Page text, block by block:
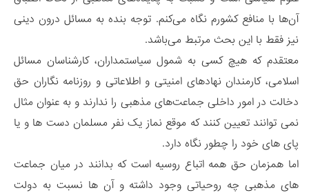
آن‌ها با منافع کشورم نگاه می‌کنم. توجه بنده به مسائل درون دینی
نیز فقط با این بحث مرتبط می‌باشد.
معتقدم که هیچ کسی به شمول سیاستمداران، کارشناسان مسائل
اسلامی، کارمندان نهادهای امنیتی و اطلاعاتی و روزنامه نگاران حق
دخالت در امور داخلی جماعت‌های مذهبی را ندارند و به عنوان مثال
نمی توانند تعیین کنند که موقع نماز یک نفر مسلمان دست ها و یا
پای های خود را چطور نگاه دارد.
اما همزمان حق همه اتباع روسیه است که بدانند در میان جماعت
های مذهبی چه روحیاتی وجود داشته و آن ها نسبت به دولت